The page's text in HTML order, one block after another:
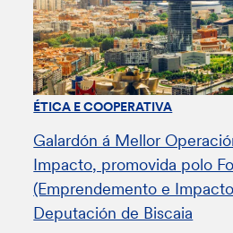
ÉTICA E COOPERATIVA
Galardón á Mellor
Impacto, promovida polo
(Emprendemento e
Deputación de Biscaia